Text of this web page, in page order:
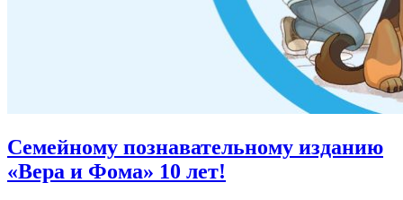
Семейному познавательному изданию
«Вера и Фома» 10 лет!